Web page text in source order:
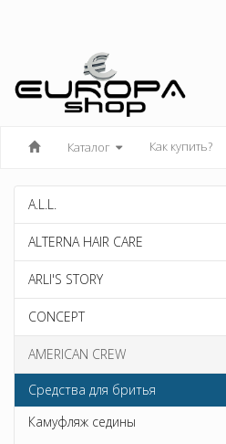
Каталог Как купить?
A.L.L.
ALTERNA HAIR CARE
ARLI'S STORY
CONCEPT
AMERICAN CREW
Средства для бритья
Камуфляж седины